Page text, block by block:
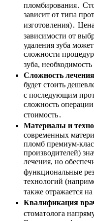
пломбирования․
зависит от типа
изготовления)․
зависимости от
удаления зуба
сложности
зуба,
Сложность
будет стоить
с последующим
сложность
стоимость․
Материалы и
современных
пломб премиум-
производителей)
лечения, но
функциональные
технологий
также отражается на
Квалификация
стоматолога